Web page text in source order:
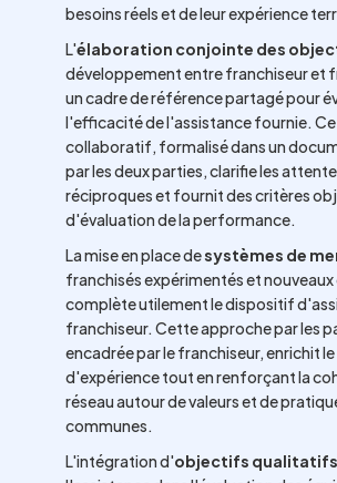
besoins réels et de leur expérience
L'élaboration conjointe des
développement entre franchiseur et
un cadre de référence partagé pour
l'efficacité de l'assistance fournie.
collaboratif, formalisé dans un
par les deux parties, clarifie les
réciproques et fournit des critères
d'évaluation de la performance.
La mise en place desystèmes de
franchisés expérimentés et
complète utilement le dispositif
franchiseur. Cette approche par les
encadrée par le franchiseur, enrichit
d'expérience tout en renforçant la
réseau autour de valeurs et de
communes.
L'intégration d'objectifs qualitatifs